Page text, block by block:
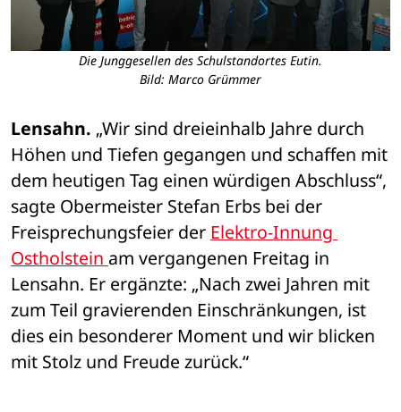
Die Junggesellen des Schulstandortes Eutin.
Bild: Marco Grümmer
Lensahn. „Wir sind dreieinhalb Jahre durch
Höhen und Tiefen gegangen und schaffen mit
dem heutigen Tag einen würdigen Abschluss“,
sagte Obermeister Stefan Erbs bei der
Freisprechungsfeier der Elektro-Innung
Ostholstein am vergangenen Freitag in
Lensahn. Er ergänzte: „Nach zwei Jahren mit
zum Teil gravierenden Einschränkungen, ist
dies ein besonderer Moment und wir blicken
mit Stolz und Freude zurück.“